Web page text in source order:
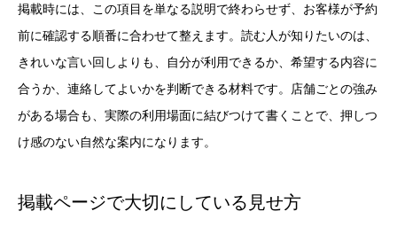
掲載時には、この項目を単なる説明で終わらせず、お客様が予約
前に確認する順番に合わせて整えます。読む人が知りたいのは、
きれいな言い回しよりも、自分が利用できるか、希望する内容に
合うか、連絡してよいかを判断できる材料です。店舗ごとの強み
がある場合も、実際の利用場面に結びつけて書くことで、押しつ
け感のない自然な案内になります。
掲載ページで大切にしている見せ方